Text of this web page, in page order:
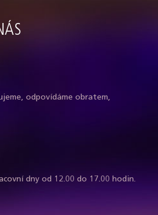
odpovídáme obratem,
dny od 12.00 do 17.00 hodin.